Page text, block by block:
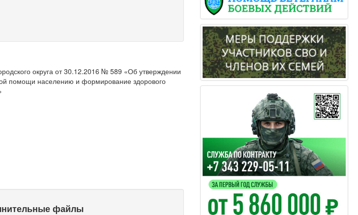
округа от 30.12.2016 № 589 «Об утверждении
помощи населению и формирование здорового
файлы